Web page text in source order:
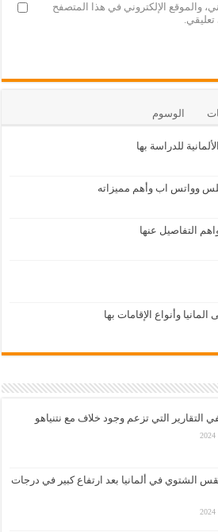
والموقع الإلكتروني في هذا المتصفح
تعليقي.
الوسوم
للدراسة بها
وواتس اب وأهم مميزاته
وأنواع الإقامات بها
التقارير التي تزعم وجود خلاف مع نتنياهو
الشتوي في ألمانيا بعد ارتفاع كبير في درجات